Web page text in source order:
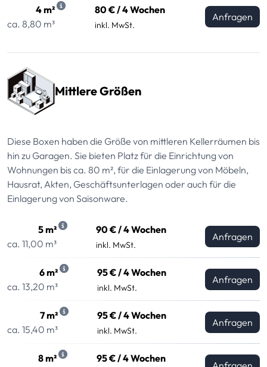
4 m²
ca. 8,80 m³
80 € / 4 Wochen
inkl. MwSt.
Anfragen
Mittlere Größen
Diese Boxen haben die Größe von mittleren Kellerräumen bis
hin zu Garagen. Sie bieten Platz für die Einrichtung von
Wohnungen bis ca. 80 m², für die Einlagerung von Möbeln,
Hausrat, Akten, Geschäftsunterlagen oder auch für die
Einlagerung von Saisonware.
5 m²
ca. 11,00 m³
90 € / 4 Wochen
inkl. MwSt.
Anfragen
6 m²
ca. 13,20 m³
95 € / 4 Wochen
inkl. MwSt.
Anfragen
7 m²
ca. 15,40 m³
95 € / 4 Wochen
inkl. MwSt.
Anfragen
8 m²
95 € / 4 Wochen